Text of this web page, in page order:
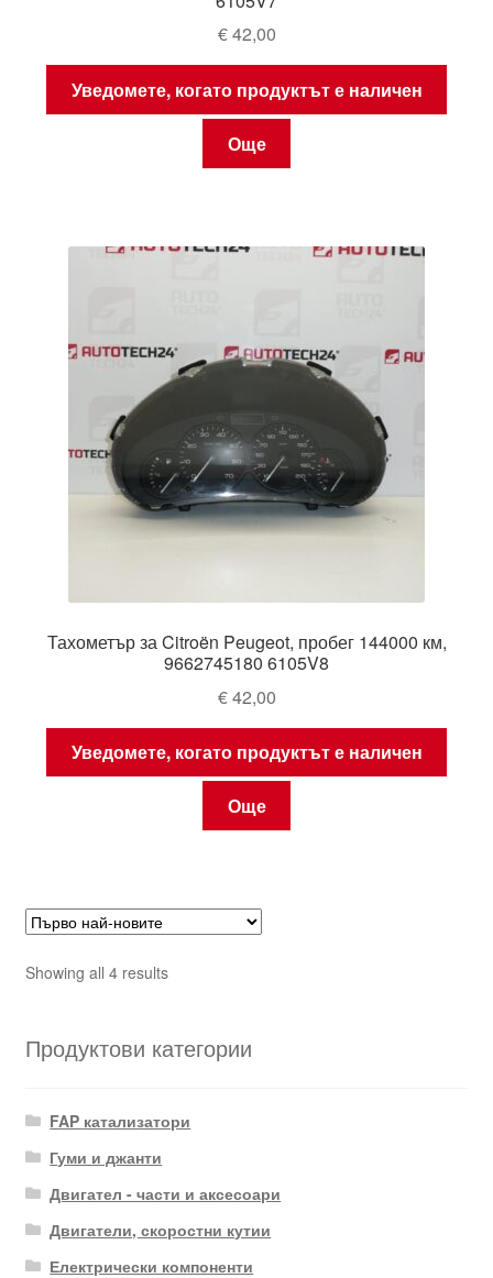
€42,00
Уведомете, когато продуктът е наличен
Още
Тахометър за Citroën Peugeot, пробег 144000 км,
9662745180 6105V8
€42,00
Уведомете, когато продуктът е наличен
Още
Showing all 4 resultsSorted
Продуктови категории
FAP катализатори
Гуми и джанти
Двигател - части и аксесоари
Двигатели, скоростни кутии
Електрически компоненти